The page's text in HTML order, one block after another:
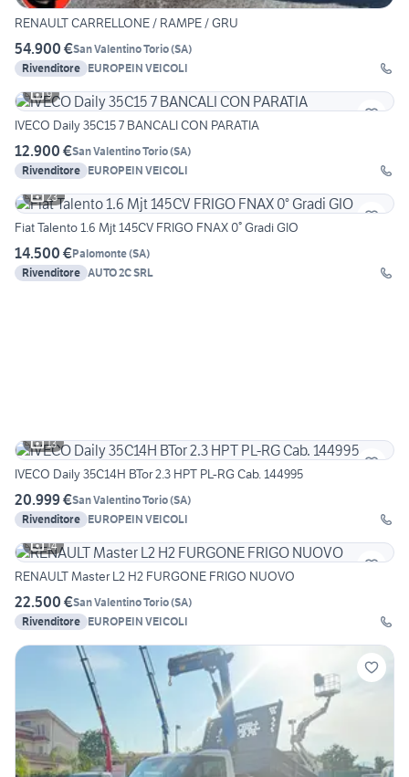
RENAULT CARRELLONE / RAMPE / GRU
54.900 €San Valentino Torio(SA)
Rivenditore EUROPEIN VEICOLI
9
IVECO Daily 35C15 7 BANCALI CON PARATIA
12.900 €San Valentino Torio(SA)
Rivenditore EUROPEIN VEICOLI
23
Fiat Talento 1.6 Mjt 145CV FRIGO FNAX 0° Gradi GIO
14.500 €Palomonte(SA)
Rivenditore AUTO 2C SRL
13
IVECO Daily 35C14H BTor 2.3 HPT PL-RG Cab. 144995
20.999 €San Valentino Torio(SA)
Rivenditore EUROPEIN VEICOLI
14
RENAULT Master L2 H2 FURGONE FRIGO NUOVO
22.500 €San Valentino Torio(SA)
Rivenditore EUROPEIN VEICOLI